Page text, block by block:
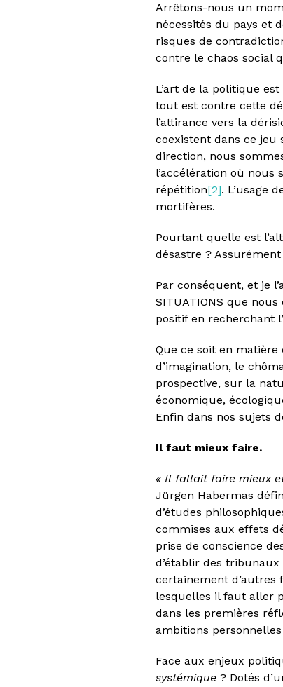
Arrêtons-nous un
nécessités du pays et
risques de
contre le chaos social
L’art de la politique
tout est contre cette
l’attirance vers la
coexistent dans ce jeu
direction, nous
l’accélération où
répétition[2]. L’usage
mortifères.
Pourtant quelle est
désastre ?
Par conséquent, et je
SITUATIONS que
positif en recherchant
Que ce soit en
d’imagination, le
prospective, sur la
économique,
Enfin dans nos sujets
Il faut mieux faire.
« Il fallait faire mieux
Jürgen Habermas
d’études
commises aux effets
prise de conscience
d’établir des
certainement d’autres
lesquelles il faut aller
dans les premières
ambitions
Face aux enjeux
systémique ? Dotés